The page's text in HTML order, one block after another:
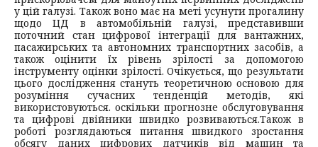
у цій галузі. Також воно має на меті усунути прогалину
щодо ЦД в автомобільній галузі, представивши
поточний стан цифрової інтеграції для вантажних,
пасажирських та автономних транспортних засобів, а
також оцінити їх рівень зрілості за допомогою
інструменту оцінки зрілості. Очікується, що результати
цього дослідження стануть теоретичною основою для
розуміння сучасних тенденцій методів, які
використовуються. оскільки прогнозне обслуговування
та цифрові двійники швидко розвиваються.Також в
роботі розглядаються питання швидкого зростання
обсягу даних цифрових датчиків від машин та